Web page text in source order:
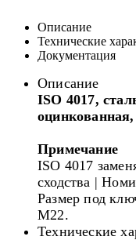
Описание
Технические
Документация
Описание
ISO 4017,
Примечание
ISO 4017
сходства |
Размер под
M22.
Технические